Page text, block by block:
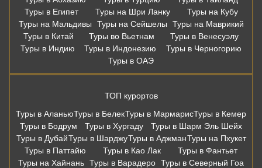
Туры в Египет
Туры на Шри Ланку
Туры на Кубу
Туры на Мальдивы
Туры на Сейшелы
Туры на Маврикий
Туры в Китай
Туры во Вьетнам
Туры в Венесуэлу
Туры в Индию
Туры в Индонезию
Туры в Черногорию
Туры в ОАЭ
ТОП курортов
Туры в АланьюТуры в БелекТуры в МармарисТуры в Кемер
Туры в Бодрум
Туры в Хургаду
Туры в Шарм Эль Шейх
Туры в ДубайТуры в ШарджуТуры в АджманТуры на Пхукет
Туры в Паттайю
Туры в Као Лак
Туры в Фантьет
Туры на Хайнань Туры в Варадеро Туры в Северный Гоа